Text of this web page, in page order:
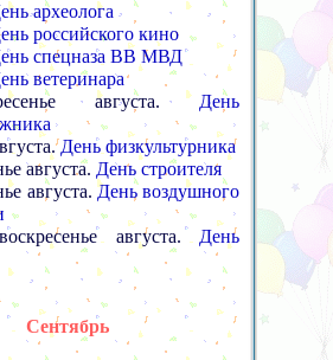
археолога
российского кино
спецназа ВВ МВД
ветеринара
августа. День
День физкультурника
августа. День строителя
августа. День воздушного
августа. День
Сентябрь